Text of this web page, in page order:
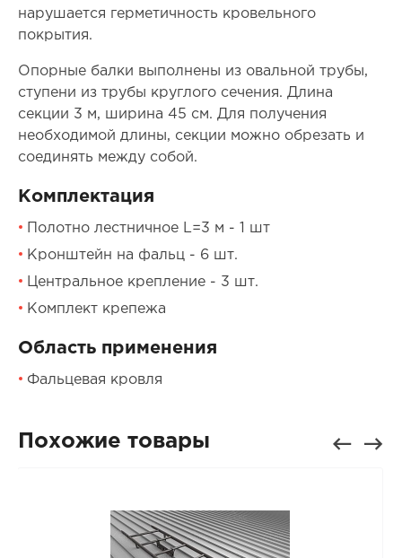
нарушается герметичность кровельного
покрытия.
Опорные балки выполнены из овальной трубы,
ступени из трубы круглого сечения. Длина
секции 3 м, ширина 45 см. Для получения
необходимой длины, секции можно обрезать и
соединять между собой.
Комплектация
Полотно лестничное L=3 м - 1 шт
Кронштейн на фальц - 6 шт.
Центральное крепление - 3 шт.
Комплект крепежа
Область применения
Фальцевая кровля
Похожие товары